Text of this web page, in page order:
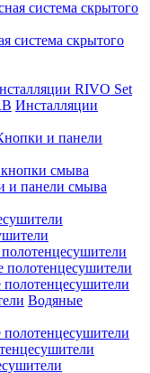
система скрытого
RIVO Set
Инсталляции
и панели
смыва
и панели смыва
полотенцесушители
полотенцесушители
Водяные